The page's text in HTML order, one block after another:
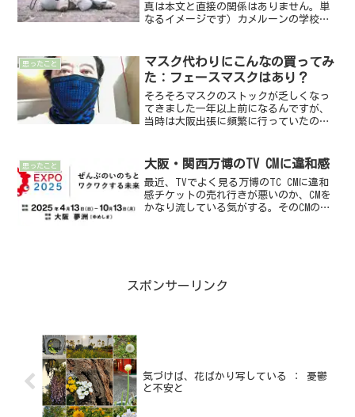
真は本文と直接の関係はありません。単
なるイメージです）カメルーンの学校で
思ったこと
マスク代わりにこんなの買ってみ
た：フェースマスクはあり？
そろそろマスクのストックが乏しくなっ
てきました一年以上前になるんですが、
当時は大阪出張に頻繁に行っていたの
話は下記ブログを見てください（もちろ
ん、今はAmazonでも楽...
思ったこと 大阪・関西万博のTV CMに違和感
最近、TVでよく見る万博のTC CMに違和
感チケットの売れ行きが悪いのか、CMを
かなり流している気がする。そのCMの内
スポンサーリンク
気づけば、花ばかり写している ： 憂鬱
と不安と